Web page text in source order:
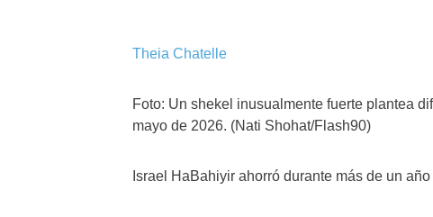
Theia Chatelle
Foto: Un shekel inusualmente fuerte plantea
mayo de 2026. (Nati Shohat/Flash90)
Israel HaBahiyir ahorró durante más de un